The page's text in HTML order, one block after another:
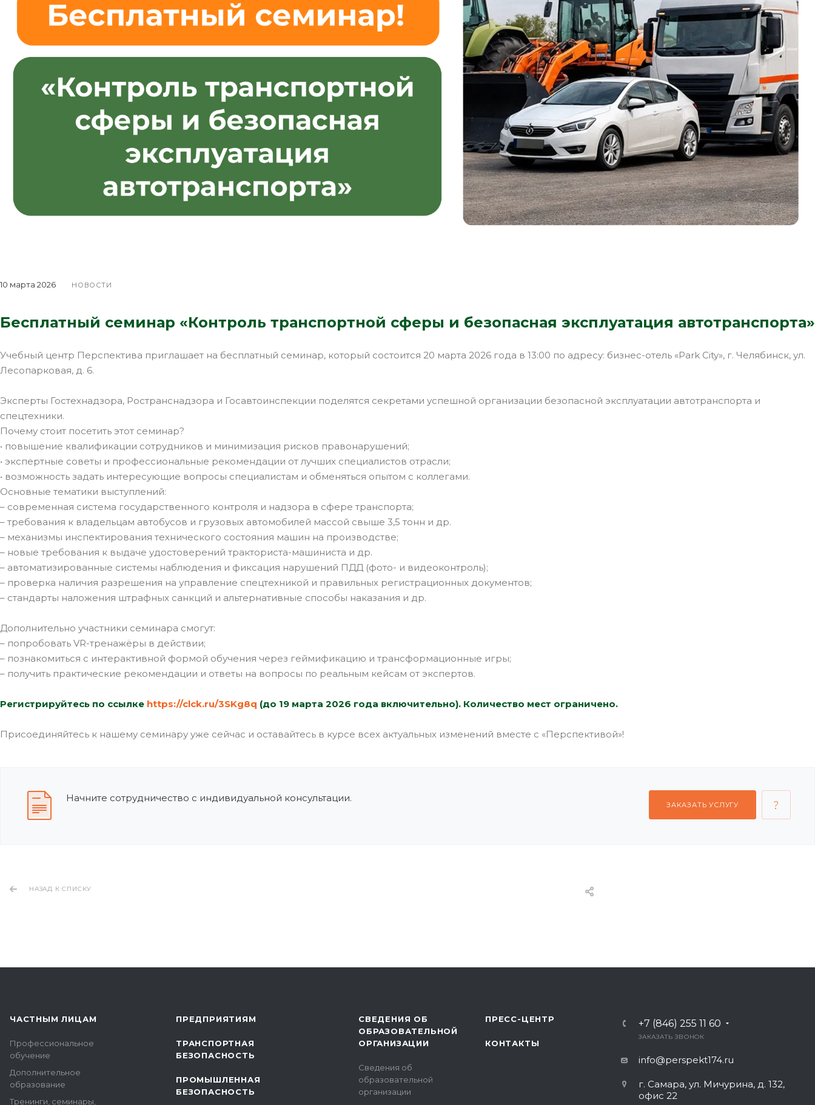
10 марта 2026 НОВОСТИ
Бесплатный семинар «Контроль транспортной сферы и безопасная эксплуатация автотранспорта»
Учебный центр Перспектива приглашает на бесплатный семинар, который состоится 20 марта 2026 года в 13:00 по адресу: бизнес-отель «Park City», г. Челябинск, ул.
Лесопарковая, д. 6.
Эксперты Гостехнадзора, Ространснадзора и Госавтоинспекции поделятся секретами успешной организации безопасной эксплуатации автотранспорта и
спецтехники.
Почему стоит посетить этот семинар?
• повышение квалификации сотрудников и минимизация рисков правонарушений;
• экспертные советы и профессиональные рекомендации от лучших специалистов отрасли;
• возможность задать интересующие вопросы специалистам и обменяться опытом с коллегами.
Основные тематики выступлений:
– современная система государственного контроля и надзора в сфере транспорта;
– требования к владельцам автобусов и грузовых автомобилей массой свыше 3,5 тонн и др.
– механизмы инспектирования технического состояния машин на производстве;
– новые требования к выдаче удостоверений тракториста-машиниста и др.
– автоматизированные системы наблюдения и фиксация нарушений ПДД (фото- и видеоконтроль);
– проверка наличия разрешения на управление спецтехникой и правильных регистрационных документов;
– стандарты наложения штрафных санкций и альтернативные способы наказания и др.
Дополнительно участники семинара смогут:
– попробовать VR-тренажёры в действии;
– познакомиться с интерактивной формой обучения через геймификацию и трансформационные игры;
– получить практические рекомендации и ответы на вопросы по реальным кейсам от экспертов.
Регистрируйтесь по ссылке https://clck.ru/3SKg8q (до 19 марта 2026 года включительно). Количество мест ограничено.
Присоединяйтесь к нашему семинару уже сейчас и оставайтесь в курсе всех актуальных изменений вместе с «Перспективой»!
Начните сотрудничество с индивидуальной консультации.
ЗАКАЗАТЬ УСЛУГУ
НАЗАД К СПИСКУ
ЧАСТНЫМ ЛИЦАМ
Профессиональное
обучение
Дополнительное
образование
Тренинги, семинары,
ПРЕДПРИЯТИЯМ
ТРАНСПОРТНАЯ
БЕЗОПАСНОСТЬ
ПРОМЫШЛЕННАЯ
БЕЗОПАСНОСТЬ
СВЕДЕНИЯ ОБ
ОБРАЗОВАТЕЛЬНОЙ
ОРГАНИЗАЦИИ
Сведения об
образовательной
организации
ПРЕСС-ЦЕНТР
КОНТАКТЫ
+7 (846) 255 11 60
ЗАКАЗАТЬ ЗВОНОК
info@perspekt174.ru
г. Самара, ул. Мичурина, д. 132,
офис 22